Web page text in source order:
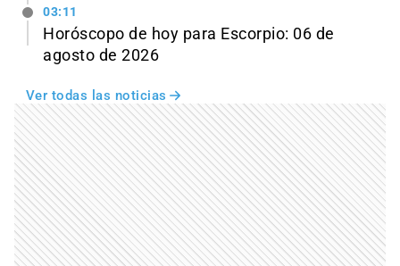
03:11
Horóscopo de hoy para Escorpio: 06 de
agosto de 2026
Ver todas las noticias